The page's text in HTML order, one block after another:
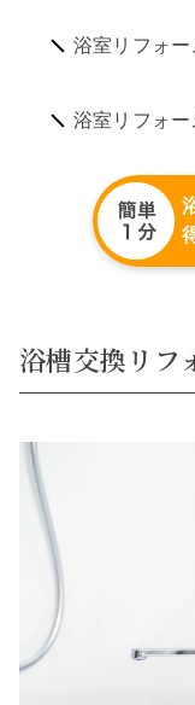
浴室リフォー
浴室リフォー
浴槽交換リフ